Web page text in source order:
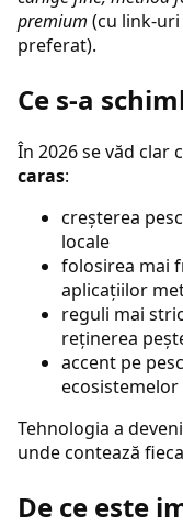
premium (cu link-
preferat).
Ce s-a
În 2026 se văd clar
caras:
creșterea
locale
folosirea mai
aplicațiilor
reguli mai
reținerea
accent pe
ecosistemelor
Tehnologia a
unde contează
De ce este